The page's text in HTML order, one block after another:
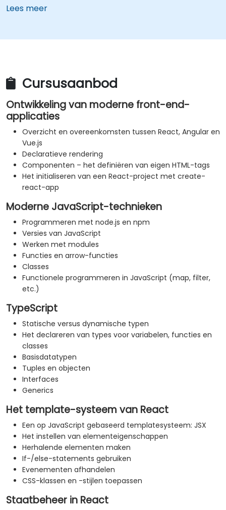
Lees meer
Cursusaanbod
Ontwikkeling van moderne front-end-
applicaties
Overzicht en overeenkomsten tussen React, Angular en
Vue.js
Declaratieve rendering
Componenten – het definiëren van eigen HTML-tags
Het initialiseren van een React-project met create-
react-app
Moderne JavaScript-technieken
Programmeren met node.js en npm
Versies van JavaScript
Werken met modules
Functies en arrow-functies
Classes
Functionele programmeren in JavaScript (map, filter,
etc.)
TypeScript
Statische versus dynamische typen
Het declareren van types voor variabelen, functies en
classes
Basisdatatypen
Tuples en objecten
Interfaces
Generics
Het template-systeem van React
Een op JavaScript gebaseerd templatesysteem: JSX
Het instellen van elementeigenschappen
Herhalende elementen maken
If-/else-statements gebruiken
Evenementen afhandelen
CSS-klassen en -stijlen toepassen
Staatbeheer in React